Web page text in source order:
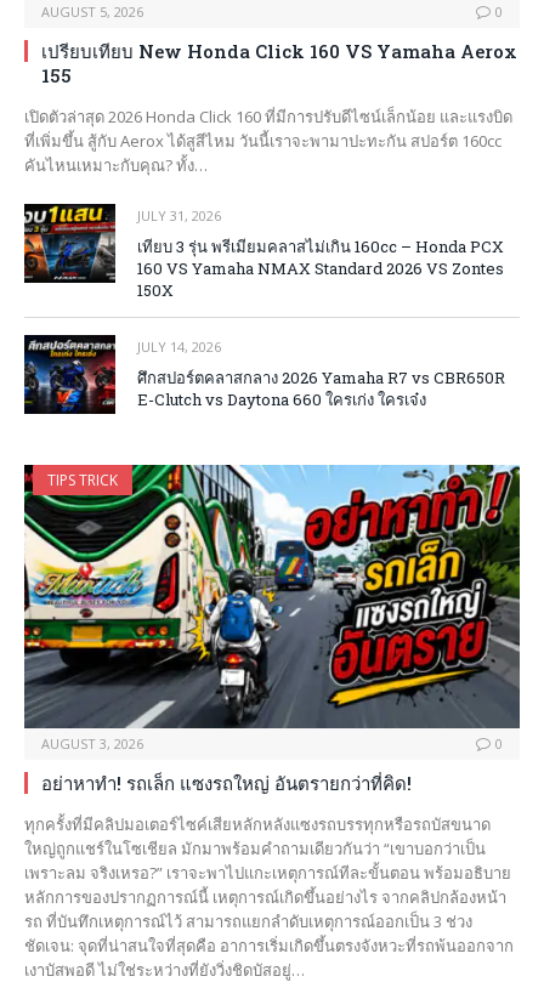
AUGUST 5, 2026 0
เปรียบเทียบ New Honda Click 160 VS Yamaha Aerox
155
เปิดตัวล่าสุด 2026 Honda Click 160 ที่มีการปรับดีไซน์เล็กน้อย และแรงบิด
ที่เพิ่มขึ้น สู้กับ Aerox ได้สูสีไหม วันนี้เราจะพามาปะทะกัน สปอร์ต 160cc
คันไหนเหมาะกับคุณ? ทั้ง…
JULY 31, 2026
เทียบ 3 รุ่น พรีเมียมคลาสไม่เกิน 160cc – Honda PCX
160 VS Yamaha NMAX Standard 2026 VS Zontes
150X
JULY 14, 2026
ศึกสปอร์ตคลาสกลาง 2026 Yamaha R7 vs CBR650R
E-Clutch vs Daytona 660 ใครเก่ง ใครเจ๋ง
TIPS TRICK
AUGUST 3, 2026 0
อย่าหาทำ! รถเล็ก แซงรถใหญ่ อันตรายกว่าที่คิด!
ทุกครั้งที่มีคลิปมอเตอร์ไซค์เสียหลักหลังแซงรถบรรทุกหรือรถบัสขนาด
ใหญ่ถูกแชร์ในโซเชียล มักมาพร้อมคำถามเดียวกันว่า “เขาบอกว่าเป็น
เพราะลม จริงเหรอ?” เราจะพาไปแกะเหตุการณ์ทีละขั้นตอน พร้อมอธิบาย
หลักการของปรากฏการณ์นี้ เหตุการณ์เกิดขึ้นอย่างไร จากคลิปกล้องหน้า
รถ ที่บันทึกเหตุการณ์ไว้ สามารถแยกลำดับเหตุการณ์ออกเป็น 3 ช่วง
ชัดเจน: จุดที่น่าสนใจที่สุดคือ อาการเริ่มเกิดขึ้นตรงจังหวะที่รถพ้นออกจาก
เงาบัสพอดี ไม่ใช่ระหว่างที่ยังวิ่งชิดบัสอยู่…